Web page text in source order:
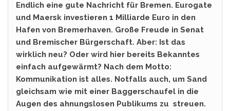
Endlich eine gute Nachricht für Bremen. Eurogate
und Maersk investieren 1 Milliarde Euro in den
Hafen von Bremerhaven. Große Freude in Senat
und Bremischer Bürgerschaft. Aber: Ist das
wirklich neu? Oder wird hier bereits Bekanntes
einfach aufgewärmt? Nach dem Motto:
Kommunikation ist alles. Notfalls auch, um Sand
gleichsam wie mit einer Baggerschaufel in die
Augen des ahnungslosen Publikums zu streuen.